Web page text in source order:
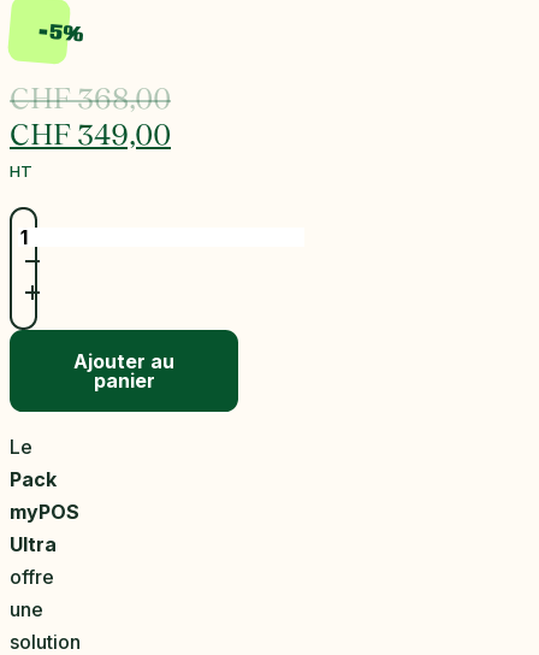
-5%
CHF368,00
Le
prix
était :
CHF 368,00.
CHF 349,00
Le
prix
actuel
est :
CHF 349,00.
HT
quantité
de
myPOS
Ultra
Ajouter au
panier
Le
Pack
myPOS
Ultra
offre
une
solution